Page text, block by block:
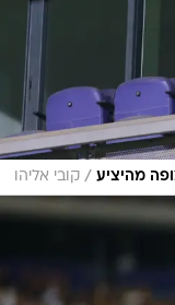
מהיציע / קובי אליהו